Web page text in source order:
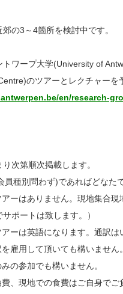
の3～4箇所を検討中です。
トワープ大学(University of
のツアーとレクチャーを
en/research-
次第順次掲載します。
員種別問わず)であればどなた
ーはありません。現地集合現
サポートは致します。）
ーは英語になります。通訳は
雇用して頂いても構いません。
の参加でも構いません。
、現地での食費はご自身でご